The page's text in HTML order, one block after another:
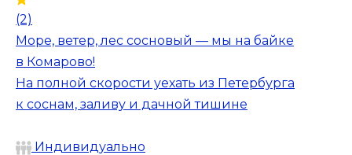
(2)
Море, ветер, лес сосновый — мы на байке
в Комарово!
На полной скорости уехать из Петербурга
к соснам, заливу и дачной тишине
Индивидуально